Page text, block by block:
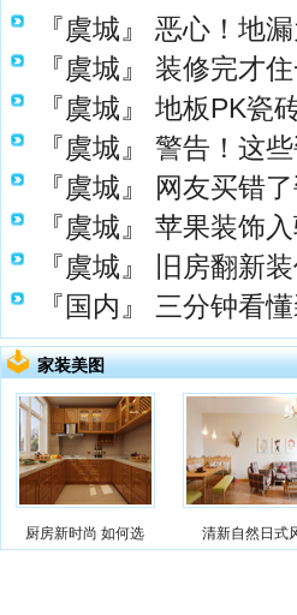
『虞城』
恶心！地
『虞城』
装修完才
『虞城』
地板PK瓷
『虞城』
警告！这
『虞城』
网友买错
『虞城』
苹果装饰
『虞城』
旧房翻新
『国内』
三分钟看
家装美图
厨房新时尚 如何选 清新自然日式